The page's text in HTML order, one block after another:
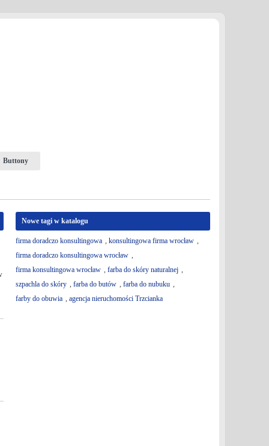
Buttony
Nowe tagi w katalogu
firma doradczo konsultingowa , konsultingowa firma wrocław ,
firma doradczo konsultingowa wrocław ,
firma konsultingowa wrocław , farba do skóry naturalnej ,
szpachla do skóry , farba do butów , farba do nubuku ,
farby do obuwia , agencja nieruchomości Trzcianka